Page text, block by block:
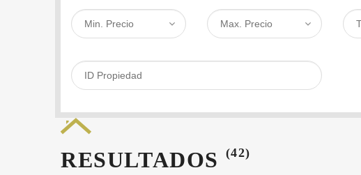
RESULTADOS (42)